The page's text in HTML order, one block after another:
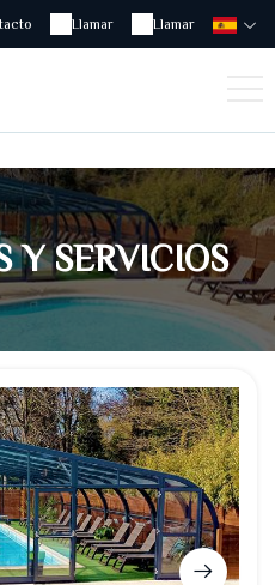
Llamar
Llamar
Y SERVICIOS